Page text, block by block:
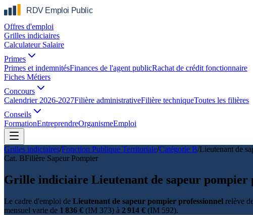
Offres d'emploi
Grilles indiciaires
Calculateur Salaire
Primes
Primes et indemnitésFinances de l'agent publicRachat de crédit fonctionnaire
Fiches Métiers
Concours
Calendrier 2026-2027Filière administrativeFilière techniqueToutes les filières
Conseils
FormationEntreprendreOrganismeEmploi
Grilles indiciaires/Fonction Publique Territoriale/Catégorie B/Lieutenant de
Cat. BFilière Sapeur Pompier
Grille indiciaire Lieutenant de sapeur
Le cadre d'emploi de Lieutenant de sapeur pompier professionnel relève
mensuel varie de 1 836 € (IM 373) à 2 914 € (IM 592).